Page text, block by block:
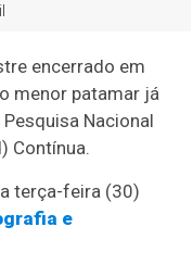
encerrado em
menor patamar já
Nacional
Contínua.
terça-feira (30)
e